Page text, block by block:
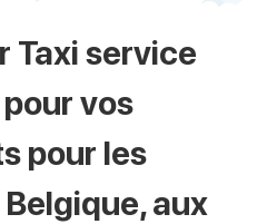
Taxi service
vos
pour les
aux